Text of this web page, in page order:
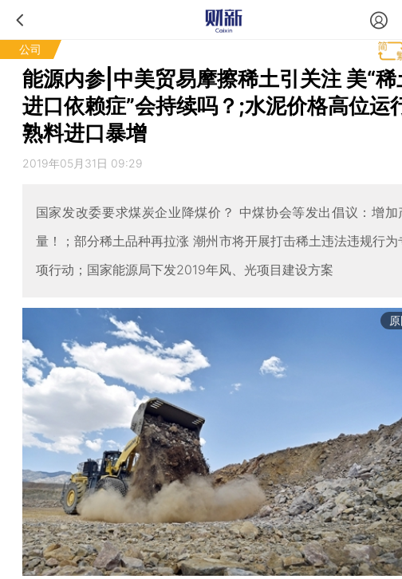
公司
能源内参|中美贸易摩擦稀土引关注 美“稀
进口依赖症”会持续吗？;水泥价格高位运
熟料进口暴增
2019年05月31日 09:29
国家发改委要求煤炭企业降煤价？ 中煤协会等发出倡议：增加
量！；部分稀土品种再拉涨 潮州市将开展打击稀土违法违规行为
项行动；国家能源局下发2019年风、光项目建设方案